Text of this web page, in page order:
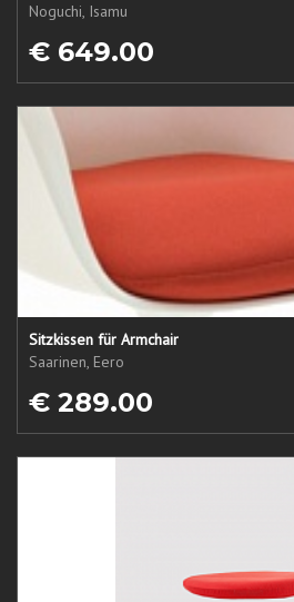
Noguchi, Isamu
€ 649.00
Sitzkissen für Armchair
Saarinen, Eero
€ 289.00